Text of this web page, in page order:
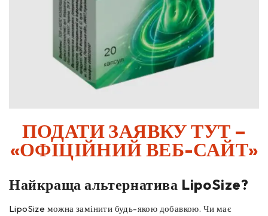
ПОДАТИ ЗАЯВКУ ТУТ –
«ОФІЦІЙНИЙ ВЕБ-САЙТ»
Найкраща альтернатива LipoSize?
LipoSize можна замінити будь-якою добавкою. Чи має